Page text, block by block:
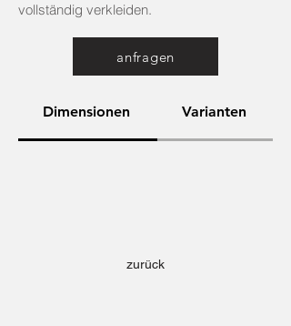
vollständig verkleiden.
anfragen
Dimensionen Varianten
zurück